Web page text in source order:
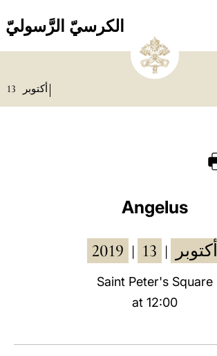
الكرسيّ الرَّسوليّ
أكتوبر 13
Angelus
2019 أكتوبر 13
Saint Peter's Square
at 12:00